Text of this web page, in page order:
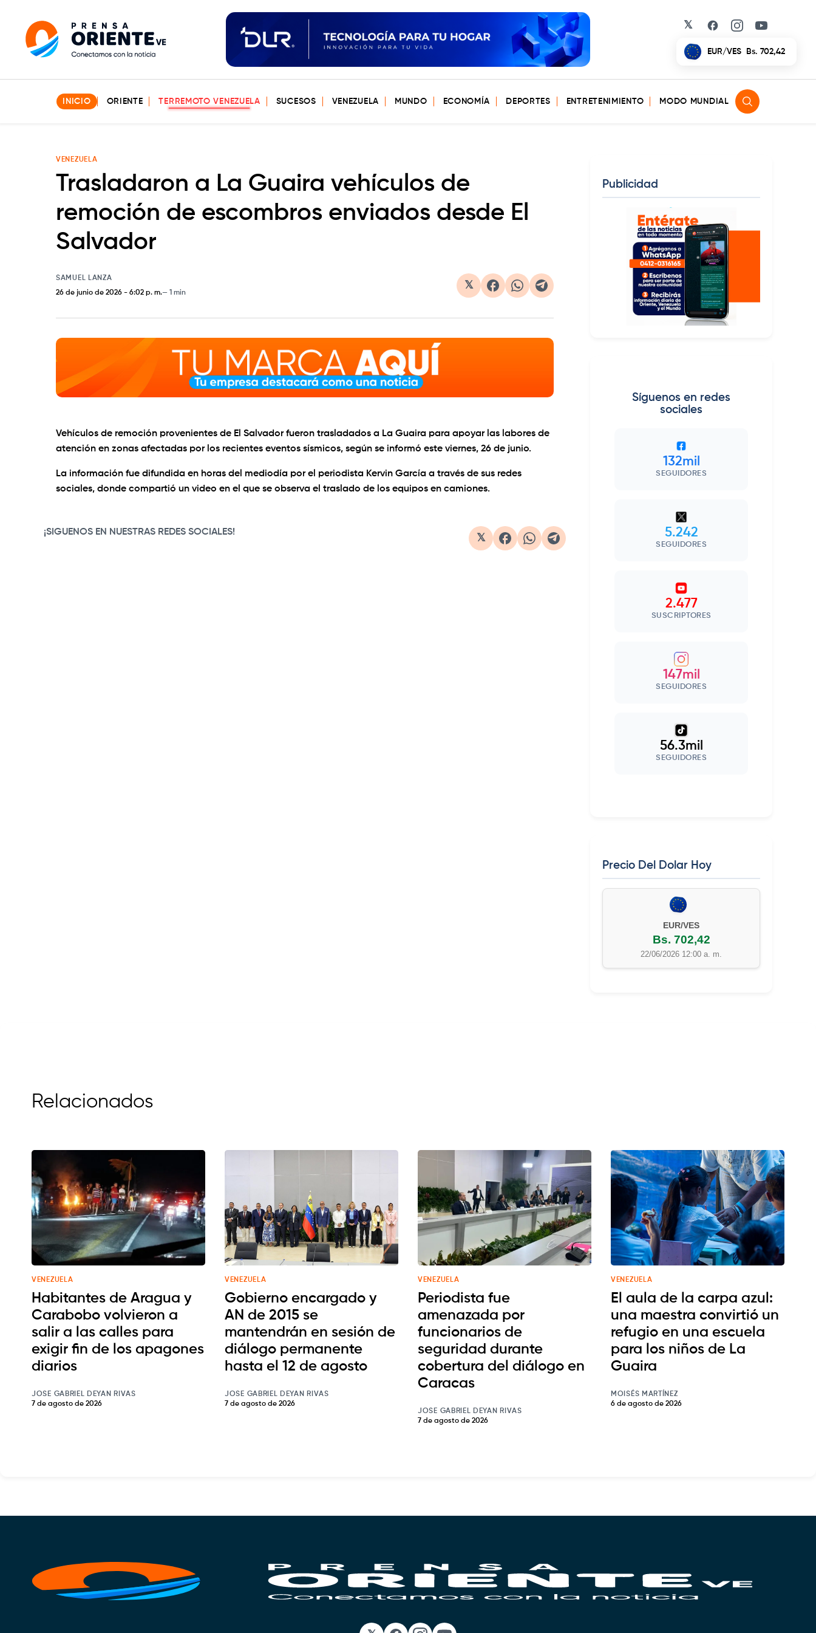
𝕏 Facebook
Instagram
YouTube
EUR/VES Bs. 702,42
INICIO ORIENTE TERREMOTO VENEZUELA SUCESOS VENEZUELA MUNDO ECONOMÍA DEPORTES ENTRETENIMIENTO MODO MUNDIAL
VENEZUELA
Trasladaron a La Guaira vehículos de
remoción de escombros enviados desde El
Salvador
SAMUEL LANZA
26 de junio de 2026 - 6:02 p. m. 1 min
𝕏
Vehículos de remoción provenientes de El Salvador fueron trasladados a La Guaira para apoyar las labores de
atención en zonas afectadas por los recientes eventos sísmicos, según se informó este viernes, 26 de junio.
La información fue difundida en horas del mediodía por el periodista Kervin García a través de sus redes
sociales, donde compartió un video en el que se observa el traslado de los equipos en camiones.
0:00 / 0:12 1×
¡SIGUENOS EN NUESTRAS REDES SOCIALES!
𝕏
Publicidad
Síguenos en redes
sociales
132mil
SEGUIDORES
5.242
SEGUIDORES
2.477
SUSCRIPTORES
147mil
SEGUIDORES
56.3mil
SEGUIDORES
Precio Del Dolar Hoy
EUR/VES
Bs. 702,42
22/06/2026 12:00 a. m.
Relacionados
VENEZUELA
Habitantes de Aragua y
Carabobo volvieron a
salir a las calles para
exigir fin de los apagones
diarios
JOSE GABRIEL DEYAN RIVAS
7 de agosto de 2026
VENEZUELA
Gobierno encargado y
AN de 2015 se
mantendrán en sesión de
diálogo permanente
hasta el 12 de agosto
JOSE GABRIEL DEYAN RIVAS
7 de agosto de 2026
VENEZUELA
Periodista fue
amenazada por
funcionarios de
seguridad durante
cobertura del diálogo en
Caracas
JOSE GABRIEL DEYAN RIVAS
7 de agosto de 2026
VENEZUELA
El aula de la carpa azul:
una maestra convirtió un
refugio en una escuela
para los niños de La
Guaira
MOISÉS MARTÍNEZ
6 de agosto de 2026